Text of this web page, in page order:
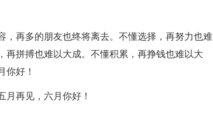
，再多的朋友也终将离去。不懂选择，再努力也难
再拼搏也难以大成。不懂积累，再挣钱也难以大
你好！
月再见，六月你好！